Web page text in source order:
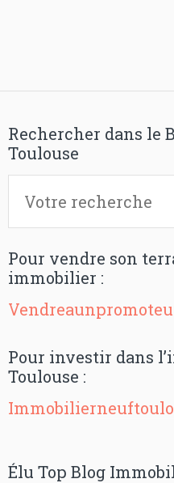
Rechercher dans le
Toulouse
Pour vendre son
immobilier :
Pour investir dans
Toulouse :
Élu Top Blog